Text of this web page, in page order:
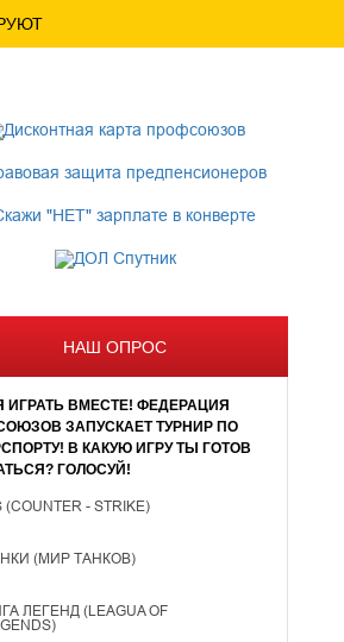
НАШ ОПРОС
ИГРАТЬ ВМЕСТЕ! ФЕДЕРАЦИЯ
ЗАПУСКАЕТ ТУРНИР ПО
В КАКУЮ ИГРУ ТЫ ГОТОВ
ГОЛОСУЙ!
(COUNTER - STRIKE)
(МИР ТАНКОВ)
ЛЕГЕНД (LEAGUA OF